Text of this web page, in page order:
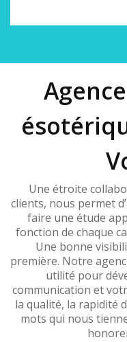
Une étroite
clients, nous permet
faire une étude
fonction de chaque
Une bonne
première. Notre
utilité pour
communication et
la qualité, la rapidité
mots qui nous